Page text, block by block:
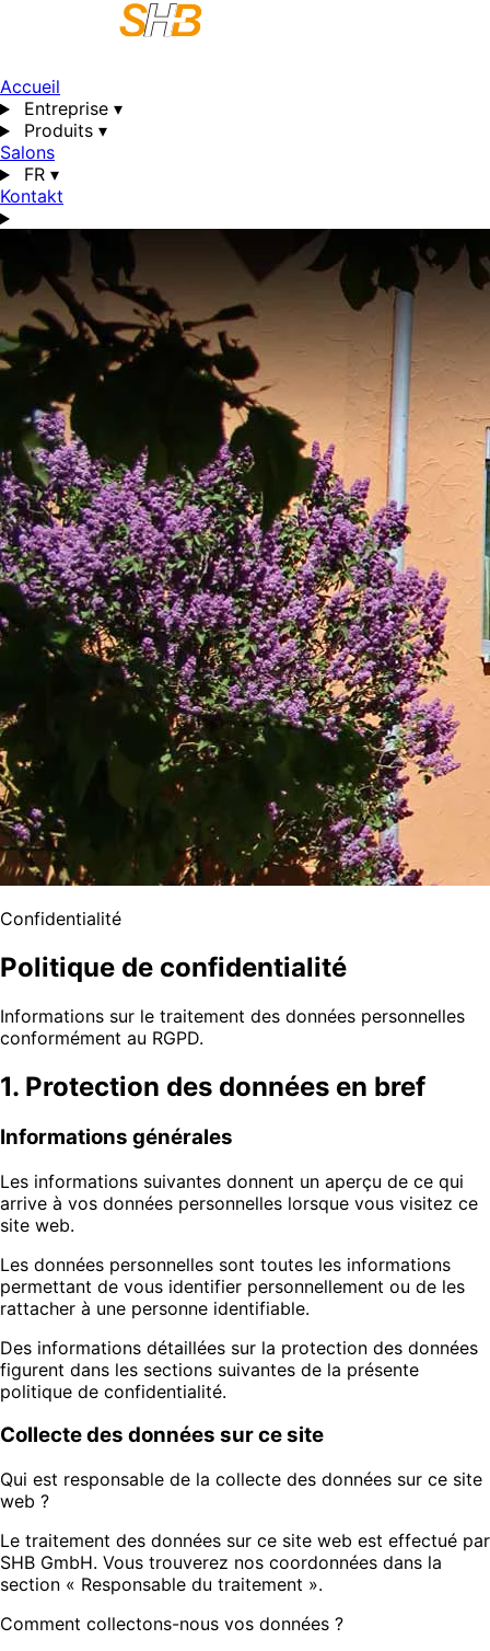
Accueil
Entreprise ▾
Produits ▾
Salons
FR ▾
Kontakt
Confidentialité
Politique de confidentialité
Informations sur le traitement des données personnelles
conformément au RGPD.
1. Protection des données en bref
Informations générales
Les informations suivantes donnent un aperçu de ce qui
arrive à vos données personnelles lorsque vous visitez ce
site web.
Les données personnelles sont toutes les informations
permettant de vous identifier personnellement ou de les
rattacher à une personne identifiable.
Des informations détaillées sur la protection des données
figurent dans les sections suivantes de la présente
politique de confidentialité.
Collecte des données sur ce site
Qui est responsable de la collecte des données sur ce site
web ?
Le traitement des données sur ce site web est effectué par
SHB GmbH. Vous trouverez nos coordonnées dans la
section « Responsable du traitement ».
Comment collectons-nous vos données ?